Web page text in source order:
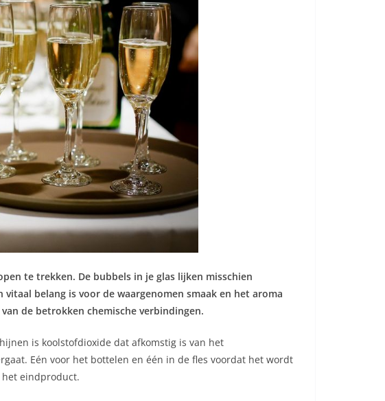
te trekken. De bubbels in je glas lijken misschien
belang is voor de waargenomen smaak en het aroma
de betrokken chemische verbindingen.
is koolstofdioxide dat afkomstig is van het
Eén voor het bottelen en één in de fles voordat het wordt
eindproduct.